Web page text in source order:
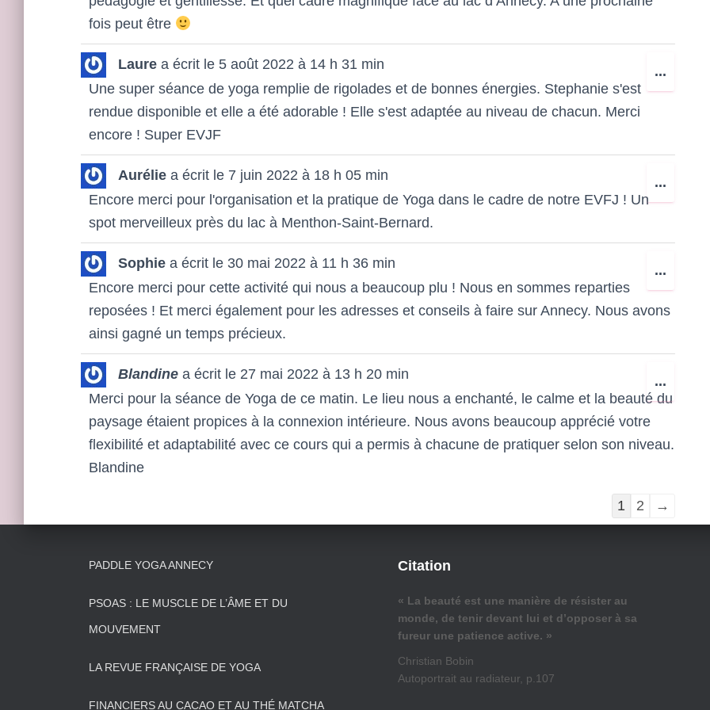
fois peut être
Laure a écrit le 5 août 2022 à 14 h 31 min
Une super séance de yoga remplie de rigolades et de bonnes énergies. Stephanie s'est
rendue disponible et elle a été adorable ! Elle s'est adaptée au niveau de chacun. Merci
encore ! Super EVJF
...
CETTE
Aurélie a écrit le 7 juin 2022 à 18 h 05 min
Encore merci pour l'organisation et la pratique de Yoga dans le cadre de notre EVFJ ! Un
spot merveilleux près du lac à Menthon-Saint-Bernard.
...
CETTE
Sophie a écrit le 30 mai 2022 à 11 h 36 min
Encore merci pour cette activité qui nous a beaucoup plu ! Nous en sommes reparties
reposées ! Et merci également pour les adresses et conseils à faire sur Annecy. Nous avons
ainsi gagné un temps précieux.
...
CETTE
BOÎTE
Blandine a écrit le 27 mai 2022 à 13 h 20 min
Merci pour la séance de Yoga de ce matin. Le lieu nous a enchanté, le calme et la beauté du
paysage étaient propices à la connexion intérieure. Nous avons beaucoup apprécié votre
flexibilité et adaptabilité avec ce cours qui a permis à chacune de pratiquer selon son niveau.
Blandine
...
CETTE
MÉTA.
Navigation
dans
du
livre
1 2 →
PADDLE YOGA ANNECY
PSOAS : LE MUSCLE DE L’ÂME ET DU
MOUVEMENT
LA REVUE FRANÇAISE DE YOGA
FINANCIERS AU CACAO ET AU THÉ MATCHA
Citation
« La beauté est une manière de résister au
monde, de tenir devant lui et d’opposer à sa
fureur une patience active. »
Christian Bobin
Autoportrait au radiateur, p.107